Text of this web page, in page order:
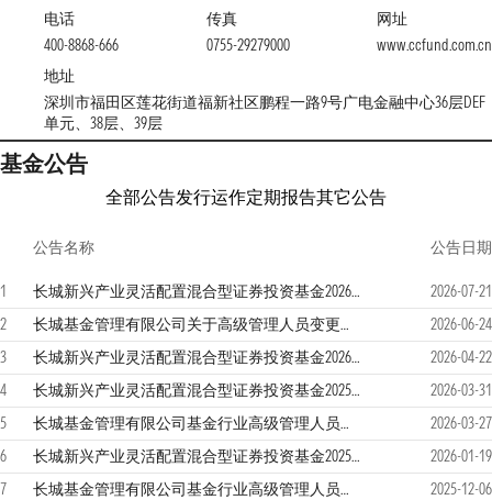
电话
400-8868-666
传真
0755-29279000
网址
www.ccfund.com.cn
地址
深圳市福田区莲花街道福新社区鹏程一路9号广电金融中心36层DEF
单元、38层、39层
基金公告
全部公告发行运作定期报告其它公告
公告名称 公告日期
1 长城新兴产业灵活配置混合型证券投资基金2026年第2季度报告
2026-07-21
2
长城基金管理有限公司关于高级管理人员变更的公告
2026-06-24
3
长城新兴产业灵活配置混合型证券投资基金2026年第1季度报告
2026-04-22
4
长城新兴产业灵活配置混合型证券投资基金2025年年度报告
2026-03-31
5
长城基金管理有限公司基金行业高级管理人员变更公告
2026-03-27
6
长城新兴产业灵活配置混合型证券投资基金2025年第4季度报告
2026-01-19
7
长城基金管理有限公司基金行业高级管理人员变更公告 2025-12-06